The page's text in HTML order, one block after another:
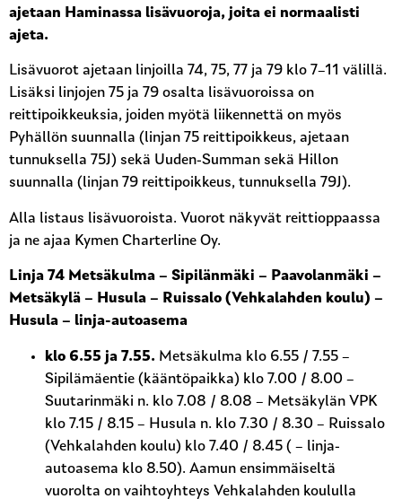
ajetaan Haminassa lisävuoroja, joita ei normaalisti
ajeta.
Lisävuorot ajetaan linjoilla 74, 75, 77 ja 79 klo 7–11 välillä.
Lisäksi linjojen 75 ja 79 osalta lisävuoroissa on
reittipoikkeuksia, joiden myötä liikennettä on myös
Pyhällön suunnalla (linjan 75 reittipoikkeus, ajetaan
tunnuksella 75J) sekä Uuden-Summan sekä Hillon
suunnalla (linjan 79 reittipoikkeus, tunnuksella 79J).
Alla listaus lisävuoroista. Vuorot näkyvät reittioppaassa
ja ne ajaa Kymen Charterline Oy.
Linja 74 Metsäkulma – Sipilänmäki – Paavolanmäki –
Metsäkylä – Husula – Ruissalo (Vehkalahden koulu) –
Husula – linja-autoasema
klo 6.55 ja 7.55. Metsäkulma klo 6.55 / 7.55 –
Sipilämäentie (kääntöpaikka) klo 7.00 / 8.00 –
Suutarinmäki n. klo 7.08 / 8.08 – Metsäkylän VPK
klo 7.15 / 8.15 – Husula n. klo 7.30 / 8.30 – Ruissalo
(Vehkalahden koulu) klo 7.40 / 8.45 ( – linja-
autoasema klo 8.50). Aamun ensimmäiseltä
vuorolta on vaihtoyhteys Vehkalahden koululla